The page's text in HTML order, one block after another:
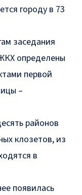
городу в 73
заседания
определены
первой
–
районов
клозетов, из
в
появилась